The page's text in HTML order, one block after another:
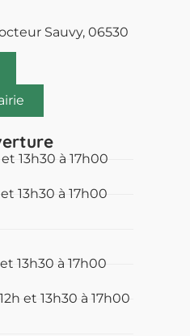
Sauvy, 06530
13h30 à 17h00
13h30 à 17h00
13h30 à 17h00
et 13h30 à 17h00